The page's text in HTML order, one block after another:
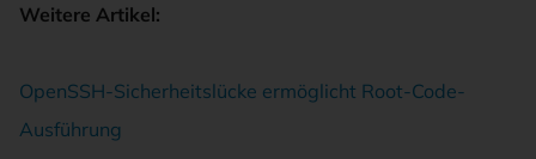
Weitere Artikel:
OpenSSH-Sicherheitslücke ermöglicht Root-Code-
Ausführung